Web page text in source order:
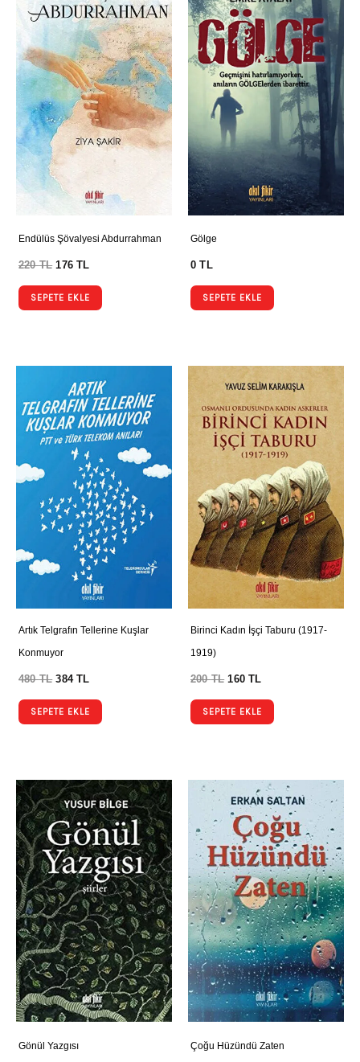
Endülüs Şövalyesi Abdurrahman
220TL 176TL
SEPETE EKLE
Gölge
0TL
SEPETE EKLE
Artık Telgrafın Tellerine Kuşlar
Konmuyor
480TL 384TL
SEPETE EKLE
Birinci Kadın İşçi Taburu (1917-
1919)
200TL 160TL
SEPETE EKLE
Gönül Yazgısı Çoğu Hüzündü Zaten